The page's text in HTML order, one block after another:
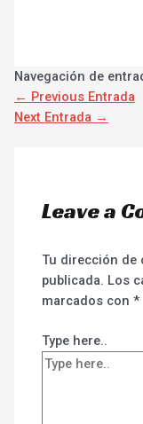
Navegación de
← Previous Entrada
Next Entrada →
Leave a
Tu dirección de
publicada. Los
marcados con*
Type here..